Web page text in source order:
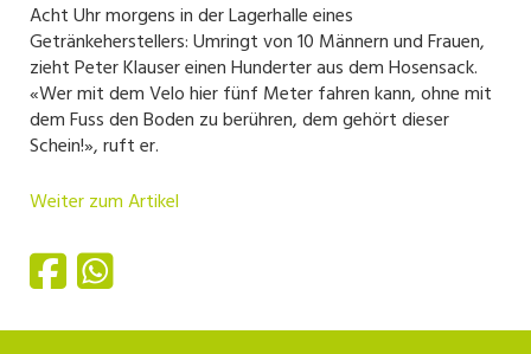
Acht Uhr morgens in der Lagerhalle eines
Getränkeherstellers: Umringt von 10 Männern und Frauen,
zieht Peter Klauser einen Hunderter aus dem Hosensack.
«Wer mit dem Velo hier fünf Meter fahren kann, ohne mit
dem Fuss den Boden zu berühren, dem gehört dieser
Schein!», ruft er.
Weiter zum Artikel